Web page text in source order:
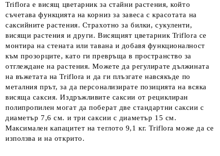
Triflora е висящ цветарник за стайни растения, който
съчетава функцията на корниз за завеса с красотата на
саксийните растения. Страхотно за билки, сукуленти,
висящи растения и други. Висящият цветарник Triflora се
монтира на стената или тавана и добавя функционалност
към прозорците, като ги превръща в пространство за
отглеждане на растения. Можете да регулирате дължината
на въжетата на Triflora и да ги плъзгате навсякъде по
металния прът, за да персонализирате позицията на всяка
висяща саксия. Издръжливите саксии от рециклиран
полипропилен могат да поберат две стандартни саксии с
диаметър 7,6 см. и три саксии с диаметър 15 см.
Максимален капацитет на теглото 9,1 кг. Triflora може да се
използва и на открито.